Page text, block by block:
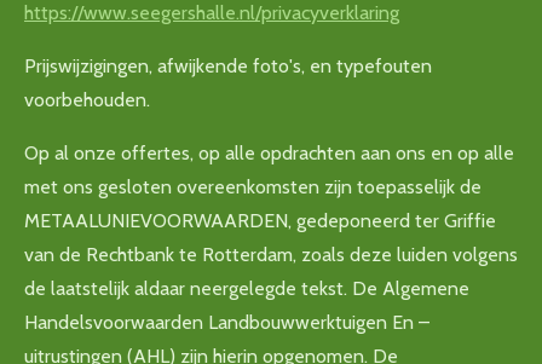
https://www.seegershalle.nl/privacyverklaring
Prijswijzigingen, afwijkende foto's, en typefouten
voorbehouden.
Op al onze offertes, op alle opdrachten aan ons en op alle
met ons gesloten overeenkomsten zijn toepasselijk de
METAALUNIEVOORWAARDEN, gedeponeerd ter Griffie
van de Rechtbank te Rotterdam, zoals deze luiden volgens
de laatstelijk aldaar neergelegde tekst. De Algemene
Handelsvoorwaarden Landbouwwerktuigen En –
uitrustingen (AHL) zijn hierin opgenomen. De